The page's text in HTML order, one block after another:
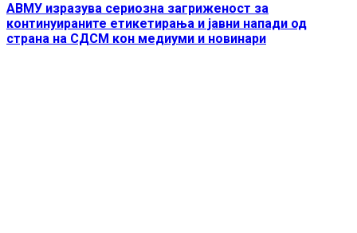
АВМУ изразува сериозна загриженост за
континуираните етикетирања и јавни напади од
страна на СДСМ кон медиуми и новинари